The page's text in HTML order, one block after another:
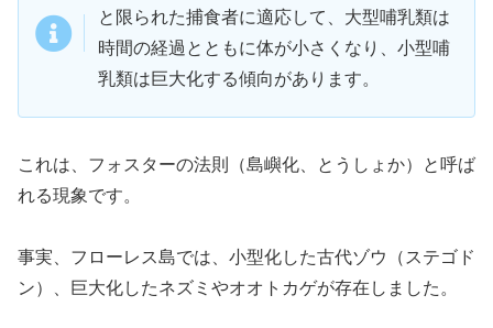
と限られた捕食者に適応して、大型哺乳類は
時間の経過とともに体が小さくなり、小型哺
乳類は巨大化する傾向があります。
これは、フォスターの法則（島嶼化、とうしょか）と呼ば
れる現象です。
事実、フローレス島では、小型化した古代ゾウ（ステゴド
ン）、巨大化したネズミやオオトカゲが存在しました。